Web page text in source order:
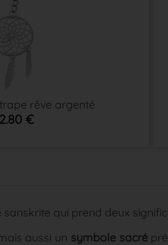
rêve argenté
€
sanskrite qui prend deux
aussi un symbole sacré